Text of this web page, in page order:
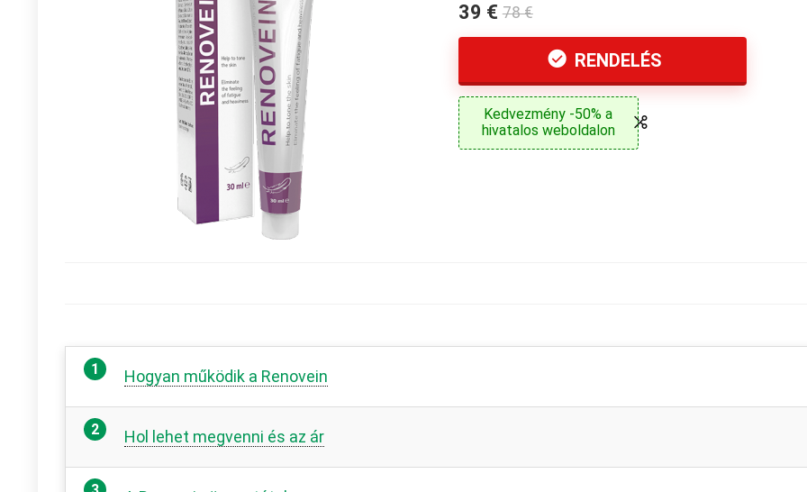
39 € 78 €
RENDELÉS
Kedvezmény -50% a
hivatalos weboldalon
Hogyan működik a Renovein
Hol lehet megvenni és az ár